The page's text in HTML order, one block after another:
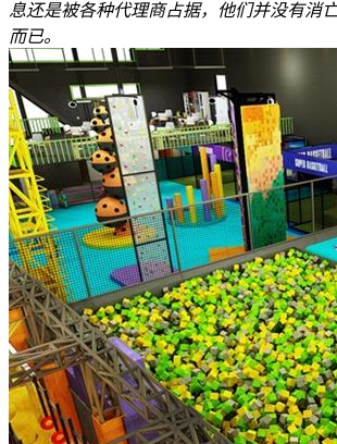
息还是被各种代理商占据，他们并没有消
而已。